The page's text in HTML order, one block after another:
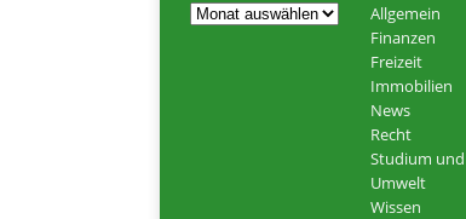
Allgemein
Finanzen
Freizeit
Immobilien
News
Recht
Studium
Umwelt
Wissen